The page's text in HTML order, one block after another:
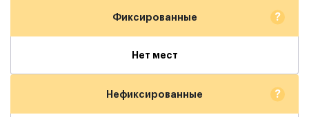
Фиксированные ?
Нет мест
Нефиксированные ?